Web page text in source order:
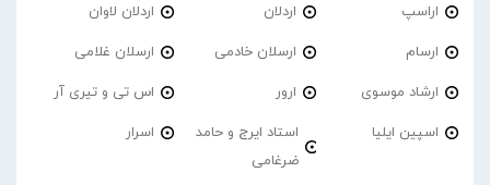
اراسپ اردلان اردلان لاوان
ارسام ارسلان خادمی ارسلان غلامی
ارشاد موسوی ارور اس تی و تیری آر
اسپین ایلیا
استاد ایرج و حامد
ضرغامی
اسرار